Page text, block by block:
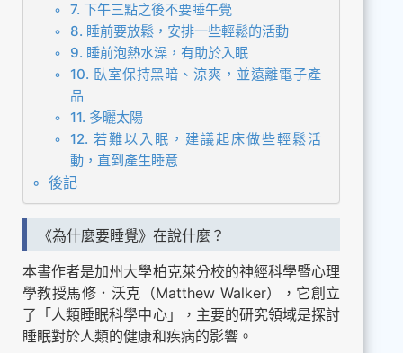
7. 下午三點之後不要睡午覺
8. 睡前要放鬆，安排一些輕鬆的活動
9. 睡前泡熱水澡，有助於入眠
10. 臥室保持黑暗、涼爽，並遠離電子產
品
11. 多曬太陽
12. 若難以入眠，建議起床做些輕鬆活
動，直到產生睡意
後記
《為什麼要睡覺》在說什麼？
本書作者是加州大學柏克萊分校的神經科學暨心理
學教授馬修．沃克（Matthew Walker），它創立
了「人類睡眠科學中心」，主要的研究領域是探討
睡眠對於人類的健康和疾病的影響。